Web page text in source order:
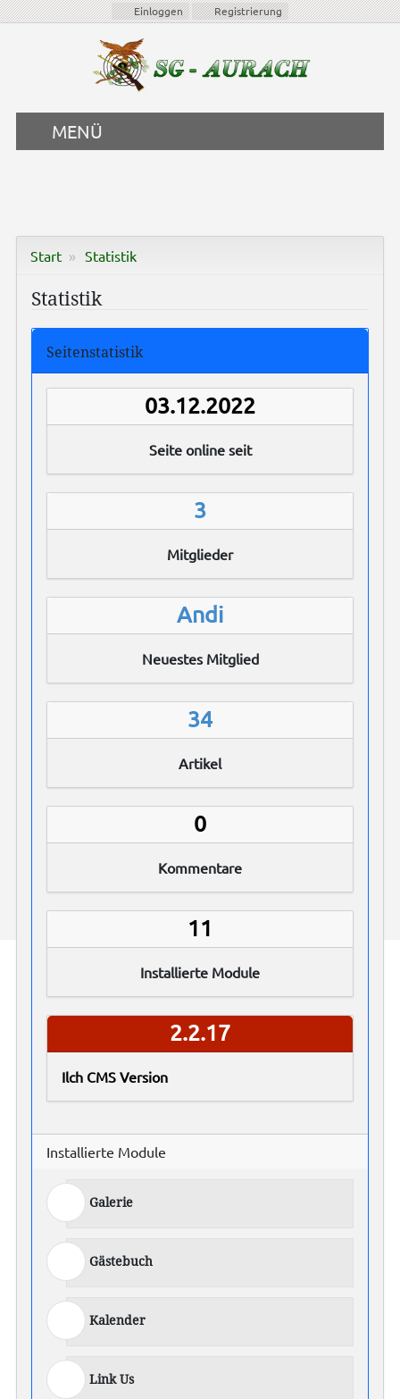
Einloggen Registrierung
MENÜ
Start Statistik
Statistik
Seitenstatistik
03.12.2022
Seite online seit
3
Mitglieder
Andi
Neuestes Mitglied
34
Artikel
0
Kommentare
11
Installierte Module
2.2.17
Ilch CMS Version
Installierte Module
Galerie
Gästebuch
Kalender
Link Us